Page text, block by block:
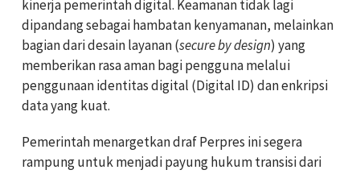
kinerja pemerintah digital. Keamanan tidak lagi
dipandang sebagai hambatan kenyamanan, melainkan
bagian dari desain layanan (secure by design) yang
memberikan rasa aman bagi pengguna melalui
penggunaan identitas digital (Digital ID) dan enkripsi
data yang kuat.
Pemerintah menargetkan draf Perpres ini segera
rampung untuk menjadi payung hukum transisi dari